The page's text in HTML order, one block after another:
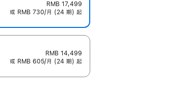
RMB 17,499
或 RMB 730/月 (24 期) 起
RMB 14,499
或 RMB 605/月 (24 期) 起